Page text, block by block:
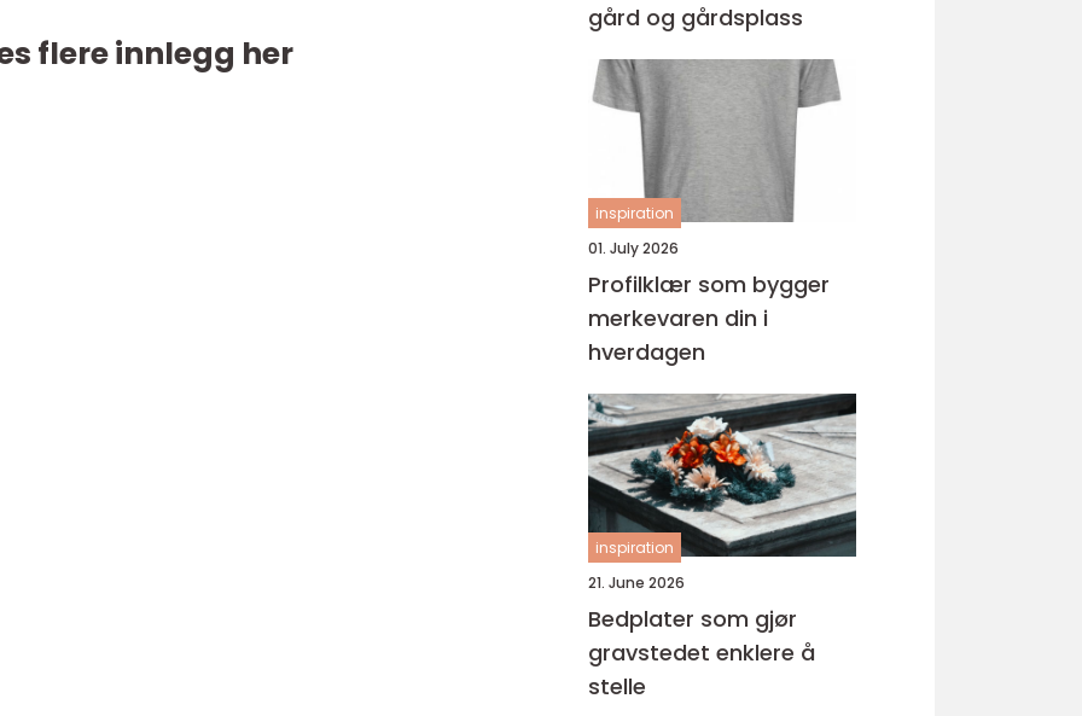
flere innlegg her
gård og gårdsplass
inspiration
01. July 2026
Profilklær som bygger
merkevaren din i
hverdagen
inspiration
21. June 2026
Bedplater som gjør
gravstedet enklere å
stelle